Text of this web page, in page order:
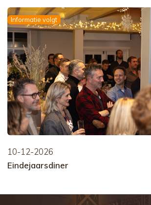
Informatie volgt
10-12-2026
Eindejaarsdiner